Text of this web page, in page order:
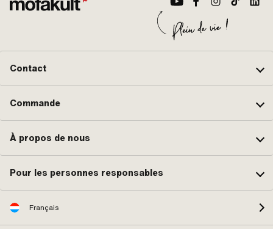
Contact
Commande
À propos de nous
Pour les personnes responsables
Français